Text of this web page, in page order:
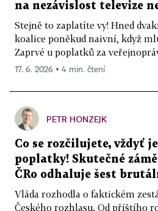
na nezávislost televize
Stejně to zaplatíte vy! Hned
koalice poněkud naivní, když
Zaprvé u poplatků za
17. 6. 2026 ▪ 4 min. čtení
PETR HONZEJK
Co se rozčilujete, vždyť
poplatky! Skutečné
ČRo odhaluje šest
Vláda rozhodla o faktickém
Českého rozhlasu. Od příštího